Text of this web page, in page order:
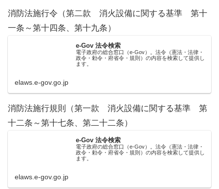
消防法施行令（第二款 消火設備に関する基準 第十
一条～第十四条、第十九条）
e-Gov 法令検索
電子政府の総合窓口（e-Gov）。法令（憲法・法律・
政令・勅令・府省令・規則）の内容を検索して提供し
ます。
elaws.e-gov.go.jp
消防法施行規則（第一款 消火設備に関する基準 第
十二条～第十七条、第二十二条）
e-Gov 法令検索
電子政府の総合窓口（e-Gov）。法令（憲法・法律・
政令・勅令・府省令・規則）の内容を検索して提供し
ます。
elaws.e-gov.go.jp